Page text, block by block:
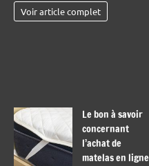
Voir article complet
Le bon à savoir
concernant
l’achat de
matelas en ligne